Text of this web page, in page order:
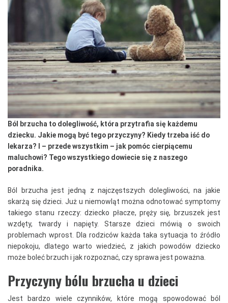
Ból brzucha to dolegliwość, która przytrafia się każdemu
dziecku. Jakie mogą być tego przyczyny? Kiedy trzeba iść do
lekarza? I – przede wszystkim – jak pomóc cierpiącemu
maluchowi? Tego wszystkiego dowiecie się z naszego
poradnika.
Ból brzucha jest jedną z najczęstszych dolegliwości, na jakie
skarżą się dzieci. Już u niemowląt można odnotować symptomy
takiego stanu rzeczy: dziecko płacze, pręży się, brzuszek jest
wzdęty, twardy i napięty. Starsze dzieci mówią o swoich
problemach wprost. Dla rodziców każda taka sytuacja to źródło
niepokoju, dlatego warto wiedzieć, z jakich powodów dziecko
może boleć brzuch i jak rozpoznać, czy sprawa jest poważna.
Przyczyny bólu brzucha u dzieci
Jest bardzo wiele czynników, które mogą spowodować ból